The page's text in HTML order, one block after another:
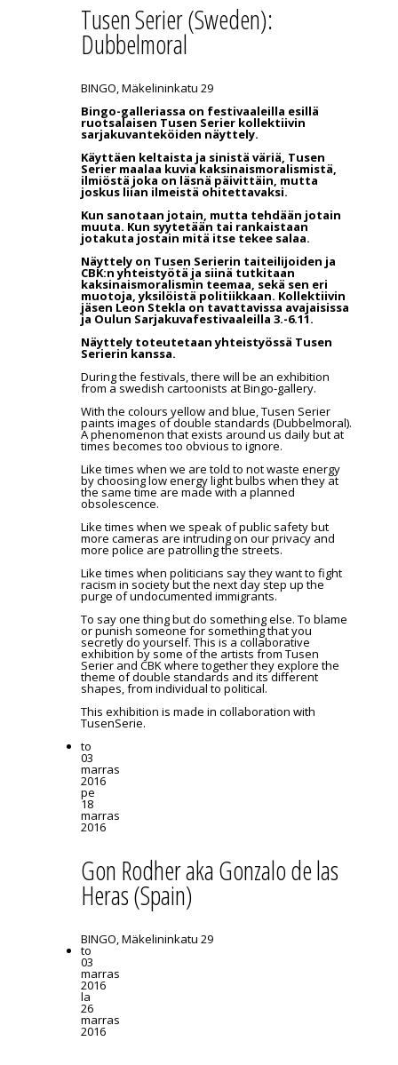
Tusen Serier (Sweden):
Dubbelmoral
BINGO, Mäkelininkatu 29
Bingo-galleriassa on festivaaleilla esillä
ruotsalaisen Tusen Serier kollektiivin
sarjakuvanteköiden näyttely.
Käyttäen keltaista ja sinistä väriä, Tusen
Serier maalaa kuvia kaksinaismoralismistä,
ilmiöstä joka on läsnä päivittäin, mutta
joskus liian ilmeistä ohitettavaksi.
Kun sanotaan jotain, mutta tehdään jotain
muuta. Kun syytetään tai rankaistaan
jotakuta jostain mitä itse tekee salaa.
Näyttely on Tusen Serierin taiteilijoiden ja
CBK:n yhteistyötä ja siinä tutkitaan
kaksinaismoralismin teemaa, sekä sen eri
muotoja, yksilöistä politiikkaan. Kollektiivin
jäsen Leon Stekla on tavattavissa avajaisissa
ja Oulun Sarjakuvafestivaaleilla 3.-6.11.
Näyttely toteutetaan yhteistyössä Tusen
Serierin kanssa.
During the festivals, there will be an exhibition
from a swedish cartoonists at Bingo-gallery.
With the colours yellow and blue, Tusen Serier
paints images of double standards (Dubbelmoral).
A phenomenon that exists around us daily but at
times becomes too obvious to ignore.
Like times when we are told to not waste energy
by choosing low energy light bulbs when they at
the same time are made with a planned
obsolescence.
Like times when we speak of public safety but
more cameras are intruding on our privacy and
more police are patrolling the streets.
Like times when politicians say they want to fight
racism in society but the next day step up the
purge of undocumented immigrants.
To say one thing but do something else. To blame
or punish someone for something that you
secretly do yourself. This is a collaborative
exhibition by some of the artists from Tusen
Serier and CBK where together they explore the
theme of double standards and its different
shapes, from individual to political.
This exhibition is made in collaboration with
TusenSerie.
to
03
marras
2016
pe
18
marras
2016
Gon Rodher aka Gonzalo de las
Heras (Spain)
BINGO, Mäkelininkatu 29
to
03
marras
2016
la
26
marras
2016